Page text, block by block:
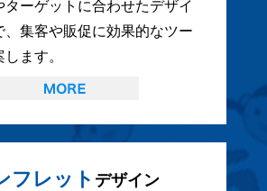
ターゲットに合わせたデザイ
、集客や販促に効果的なツー
ます。
フレット デザイン